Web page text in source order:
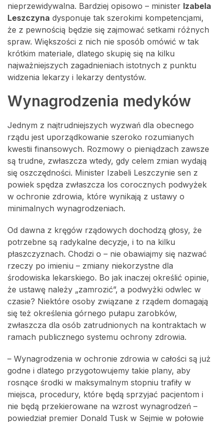
nieprzewidywalna. Bardziej opisowo – minister Izabela
Leszczyna dysponuje tak szerokimi kompetencjami,
że z pewnością będzie się zajmować setkami różnych
spraw. Większości z nich nie sposób omówić w tak
krótkim materiale, dlatego skupię się na kilku
najważniejszych zagadnieniach istotnych z punktu
widzenia lekarzy i lekarzy dentystów.
Wynagrodzenia medyków
Jednym z najtrudniejszych wyzwań dla obecnego
rządu jest uporządkowanie szeroko rozumianych
kwestii finansowych. Rozmowy o pieniądzach zawsze
są trudne, zwłaszcza wtedy, gdy celem zmian wydają
się oszczędności. Minister Izabeli Leszczynie sen z
powiek spędza zwłaszcza los corocznych podwyżek
w ochronie zdrowia, które wynikają z ustawy o
minimalnych wynagrodzeniach.
Od dawna z kręgów rządowych dochodzą głosy, że
potrzebne są radykalne decyzje, i to na kilku
płaszczyznach. Chodzi o – nie obawiajmy się nazwać
rzeczy po imieniu – zmiany niekorzystne dla
środowiska lekarskiego. Bo jak inaczej określić opinie,
że ustawę należy „zamrozić”, a podwyżki odwlec w
czasie? Niektóre osoby związane z rządem domagają
się też określenia górnego pułapu zarobków,
zwłaszcza dla osób zatrudnionych na kontraktach w
ramach publicznego systemu ochrony zdrowia.
– Wynagrodzenia w ochronie zdrowia w całości są już
godne i dlatego przygotowujemy takie plany, aby
rosnące środki w maksymalnym stopniu trafiły w
miejsca, procedury, które będą sprzyjać pacjentom i
nie będą przekierowane na wzrost wynagrodzeń –
powiedział premier Donald Tusk w Sejmie w połowie